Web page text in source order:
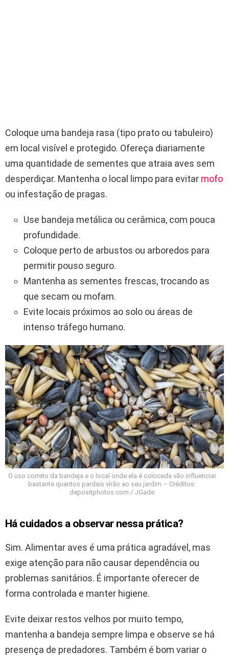
Coloque uma bandeja rasa (tipo prato ou tabuleiro)
em local visível e protegido. Ofereça diariamente
uma quantidade de sementes que atraia aves sem
desperdiçar. Mantenha o local limpo para evitar mofo
ou infestação de pragas.
Use bandeja metálica ou cerâmica, com pouca
profundidade.
Coloque perto de arbustos ou arboredos para
permitir pouso seguro.
Mantenha as sementes frescas, trocando as
que secam ou mofam.
Evite locais próximos ao solo ou áreas de
intenso tráfego humano.
O uso correto da bandeja e o local onde ela é colocada vão influenciar
bastante quantos pardais virão ao seu jardim – Créditos:
depositphotos.com / JGade
Há cuidados a observar nessa prática?
Sim. Alimentar aves é uma prática agradável, mas
exige atenção para não causar dependência ou
problemas sanitários. É importante oferecer de
forma controlada e manter higiene.
Evite deixar restos velhos por muito tempo,
mantenha a bandeja sempre limpa e observe se há
presença de predadores. Também é bom variar o